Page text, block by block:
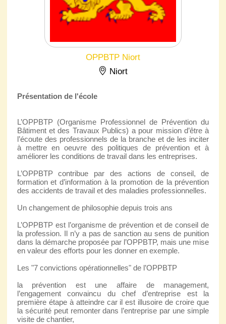
OPPBTP Niort
Niort
Présentation de l'école
L’OPPBTP (Organisme Professionnel de Prévention du
Bâtiment et des Travaux Publics) a pour mission d’être à
l’écoute des professionnels de la branche et de les inciter
à mettre en oeuvre des politiques de prévention et à
améliorer les conditions de travail dans les entreprises.
L’OPPBTP contribue par des actions de conseil, de
formation et d’information à la promotion de la prévention
des accidents de travail et des maladies professionnelles.
Un changement de philosophie depuis trois ans
L’OPPBTP est l’organisme de prévention et de conseil de
la profession. Il n’y a pas de sanction au sens de punition
dans la démarche proposée par l’OPPBTP, mais une mise
en valeur des efforts pour les donner en exemple.
Les "7 convictions opérationnelles" de l’OPPBTP
la prévention est une affaire de management,
l’engagement convaincu du chef d’entreprise est la
première étape à atteindre car il est illusoire de croire que
la sécurité peut remonter dans l’entreprise par une simple
visite de chantier,